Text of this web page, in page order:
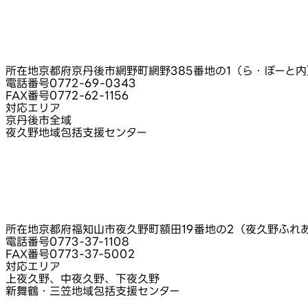
所在地京都府京丹後市網野町網野385番地の1（ら・ぽーと
電話番号0772-69-0343
FAX番号0772-62-1156
対応エリア
京丹後市全域
夜久野地域包括支援センター
所在地京都府福知山市夜久野町額田19番地の2（夜久野ふれ
電話番号0773-37-1108
FAX番号0773-37-5002
対応エリア
上夜久野、中夜久野、下夜久野
新舞鶴・三笠地域包括支援センター